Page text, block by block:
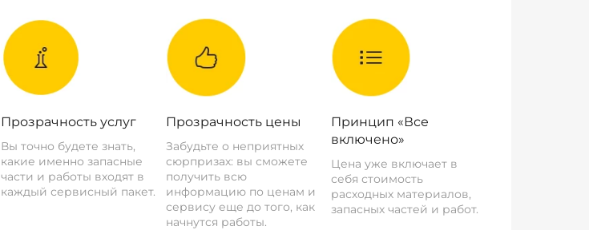
Прозрачность услуг
Вы точно будете знать,
какие именно запасные
части и работы входят в
каждый сервисный пакет.
Прозрачность цены
Забудьте о неприятных
сюрпризах: вы сможете
получить всю
информацию по ценам и
сервису еще до того, как
начнутся работы.
Принцип «Все
включено»
Цена уже включает в
себя стоимость
расходных материалов,
запасных частей и работ.